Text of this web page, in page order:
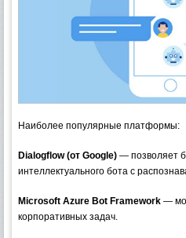
Наиболее популярные платформы:
Dialogflow (от Google) — позволяет
интеллектуального бота с
Microsoft Azure Bot Framework —
корпоративных задач.